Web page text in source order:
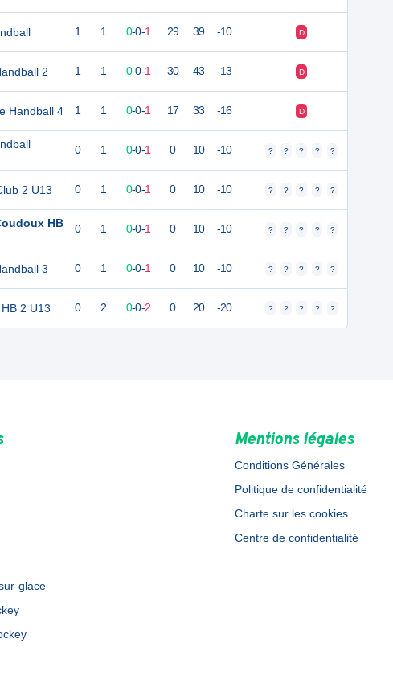
2
Handball 4
2 U13
HB
3
2 U13
1 1 0-0-1 29 39 -10 D
1 1 0-0-1 30 43 -13 D
1 1 0-0-1 17 33 -16 D
0 1 0-0-1 0 10 -10 ? ? ? ? ?
0 1 0-0-1 0 10 -10 ? ? ? ? ?
0 1 0-0-1 0 10 -10 ? ? ? ? ?
0 1 0-0-1 0 10 -10 ? ? ? ? ?
0 2 0-0-2 0 20 -20 ? ? ? ? ?
glace
Mentions légales
Conditions Générales
Politique de confidentialité
Charte sur les cookies
Centre de confidentialité